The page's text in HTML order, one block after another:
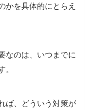
かを具体的にとらえ
なのは、いつまでに
ば、どういう対策が